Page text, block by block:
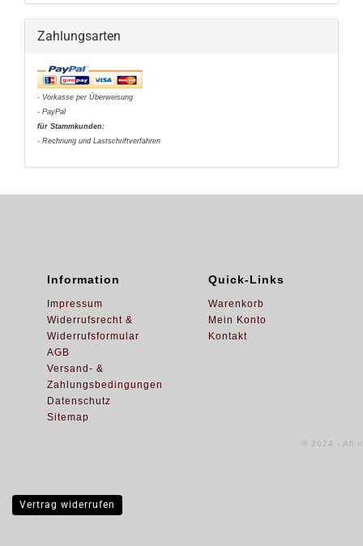
Zahlungsarten
- Vorkasse per Überweisung
- PayPal
für Stammkunden:
- Rechnung und Lastschriftverfahren
Information
Impressum
Widerrufsrecht &
Widerrufsformular
AGB
Versand- &
Zahlungsbedingungen
Datenschutz
Sitemap
Quick-Links
Warenkorb
Mein Konto
Kontakt
© 2024 - All
Vertrag widerrufen